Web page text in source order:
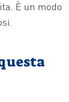
È un modo